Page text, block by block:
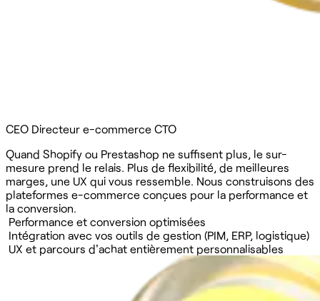
CEO Directeur e-commerce CTO
Quand Shopify ou Prestashop ne suffisent plus, le sur-
mesure prend le relais. Plus de flexibilité, de meilleures
marges, une UX qui vous ressemble. Nous construisons des
plateformes e-commerce conçues pour la performance et
la conversion.
Performance et conversion optimisées
Intégration avec vos outils de gestion (PIM, ERP, logistique)
UX et parcours d'achat entièrement personnalisables